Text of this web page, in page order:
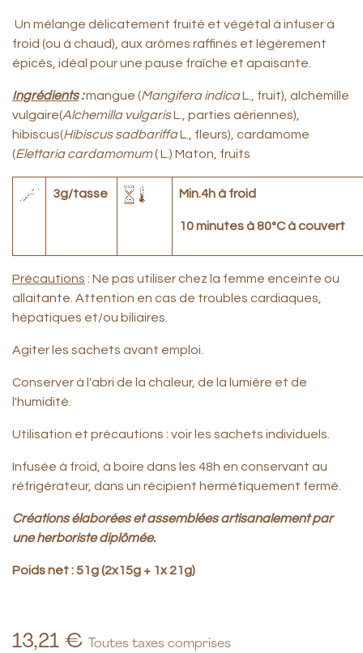
Un mélange délicatement fruité et végétal à infuser à
froid (ou à chaud), aux arômes raffinés et légèrement
épicés, idéal pour une pause fraîche et apaisante.
Ingrédients:mangue (Mangifera indicaL., fruit), alchémille
vulgaire(Alchemilla vulgarisL., parties aériennes),
hibiscus(Hibiscus sadbariffaL., fleurs), cardamome
(Elettaria cardamomum( L.) Maton, fruits
3g/tasse Min.4h à froid
10 minutes à 80°C à couvert
Précautions : Ne pas utiliser chez la femme enceinte ou
allaitante. Attention en cas de troubles cardiaques,
hépatiques et/ou biliaires.
Agiter les sachets avant emploi.
Conserver à l'abri de la chaleur, de la lumière et de
l'humidité.
Utilisation et précautions : voir les sachets individuels.
Infusée à froid, à boire dans les 48h en conservant au
réfrigérateur, dans un récipient hermétiquement fermé.
Créations élaborées et assemblées artisanalement par
une herboriste diplômée.
Poids net : 51g (2x15g + 1x 21g)
13,21 € Toutes taxes comprises